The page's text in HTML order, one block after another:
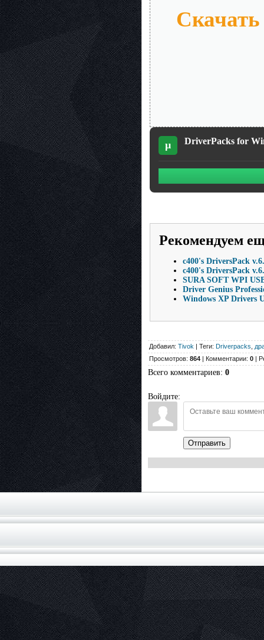
µ DriverPacks for
Рекомендуем
c400's DriversPack
c400's DriversPack
SURA SOFT WPI
Driver Genius
Windows XP Drivers
Добавил: Tivok | Теги: Driverpacks
Просмотров: 864 | Комментарии: 0 |
Всего комментариев: 0
Войдите:
Отправить